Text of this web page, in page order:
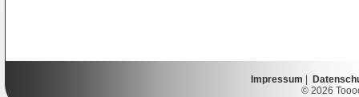
Impressum
© 2026